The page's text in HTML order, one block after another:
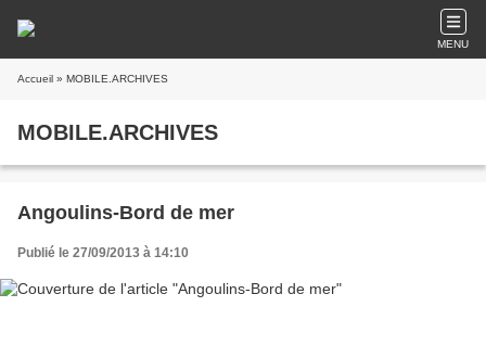
MENU
Accueil » MOBILE.ARCHIVES
MOBILE.ARCHIVES
Angoulins-Bord de mer
Publié le 27/09/2013 à 14:10